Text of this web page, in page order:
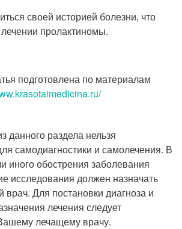
своей историей болезни, что
пролактиномы.
подготовлена по материалам
раздела нельзя
самодиагностики и самолечения. В
иного обострения заболевания
исследования должен назначать
врач. Для постановки диагноза и
лечения следует
лечащему врачу.